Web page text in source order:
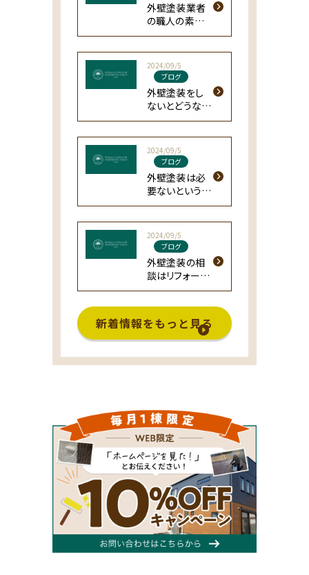
外壁塗装業者
の職人の素行
が悪かった体
に不安な方へ
2024/09/5
ブログ
外壁塗装をし
ないとどうなる
の？よくある質
2024/09/5
ブログ
外壁塗装は必
要ないという判
断は危険？よく
意点
2024/09/5
ブログ
外壁塗装の相
談はリフォーム
会社？専門の会
新着情報をもっと見る